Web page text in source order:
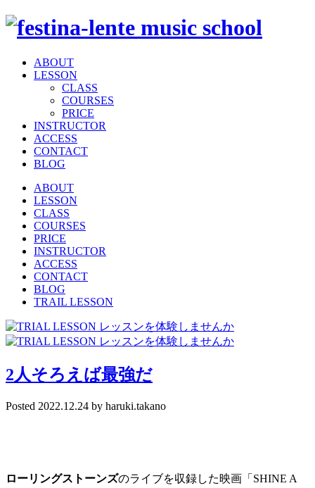
ABOUT
LESSON
CLASS
COURSES
PRICE
INSTRUCTOR
ACCESS
CONTACT
BLOG
ABOUT
LESSON
CLASS
COURSES
PRICE
INSTRUCTOR
ACCESS
CONTACT
BLOG
TRAIL LESSON
2人そろえば最強だ
Posted 2022.12.24 by haruki.takano
ローリングストーンズのライブを収録した映画「SHINE A